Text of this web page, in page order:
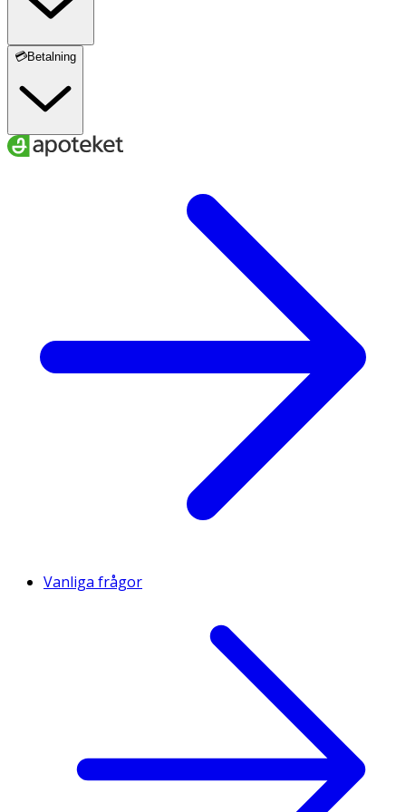
💳Betalning
Vanliga frågor